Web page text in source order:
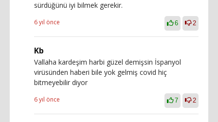
sürdüğünü iyi bilmek gerekir.
6 yıl önce 6 2
Kb
Vallaha kardeşim harbi güzel demişsin İspanyol
virüsünden haberi bile yok gelmiş covid hiç
bitmeyebilir diyor
6 yıl önce 7 2